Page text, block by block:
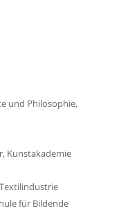
und Philosophie,
Kunstakademie
für Bildende